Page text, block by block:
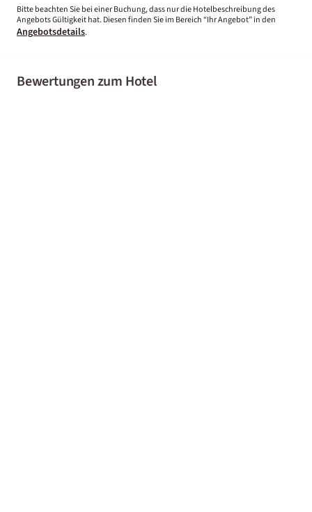
Bitte beachten Sie bei einer Buchung, dass nur die Hotelbeschreibung des
Angebots Gültigkeit hat. Diesen finden Sie im Bereich “Ihr Angebot” in den
Angebotsdetails.
Bewertungen zum Hotel